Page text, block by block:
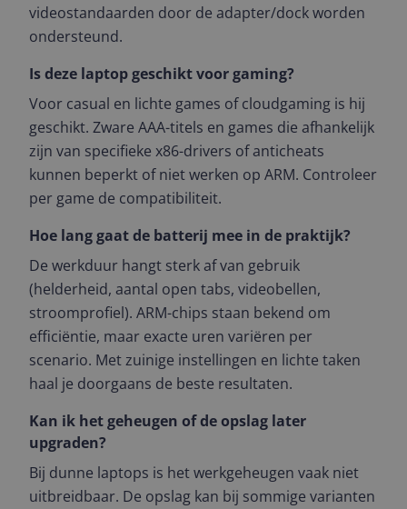
videostandaarden door de adapter/dock worden
ondersteund.
Is deze laptop geschikt voor gaming?
Voor casual en lichte games of cloudgaming is hij
geschikt. Zware AAA-titels en games die afhankelijk
zijn van specifieke x86-drivers of anticheats
kunnen beperkt of niet werken op ARM. Controleer
per game de compatibiliteit.
Hoe lang gaat de batterij mee in de praktijk?
De werkduur hangt sterk af van gebruik
(helderheid, aantal open tabs, videobellen,
stroomprofiel). ARM-chips staan bekend om
efficiëntie, maar exacte uren variëren per
scenario. Met zuinige instellingen en lichte taken
haal je doorgaans de beste resultaten.
Kan ik het geheugen of de opslag later
upgraden?
Bij dunne laptops is het werkgeheugen vaak niet
uitbreidbaar. De opslag kan bij sommige varianten